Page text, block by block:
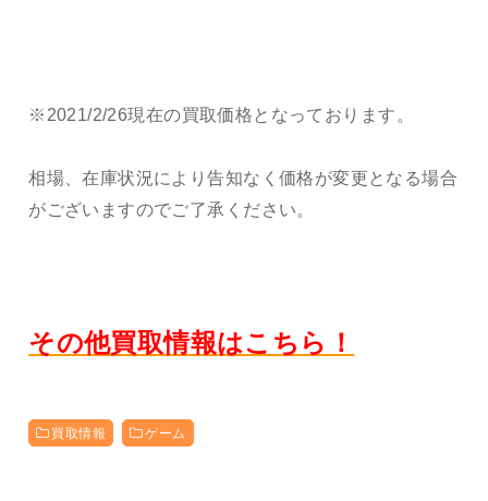
※2021/2/26現在の買取価格となっております。
相場、在庫状況により告知なく価格が変更となる場合
がございますのでご了承ください。
その他買取情報はこちら！
買取情報 ゲーム